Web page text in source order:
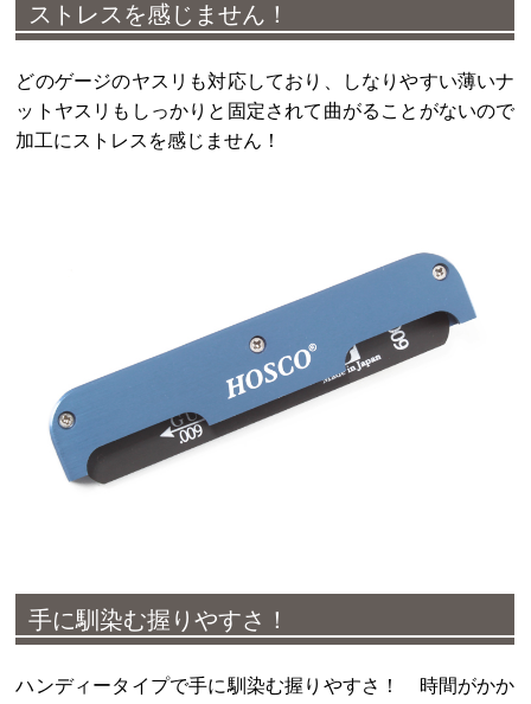
ストレスを感じません！
どのゲージのヤスリも対応しており、しなりやすい薄いナ
ットヤスリもしっかりと固定されて曲がることがないので
加工にストレスを感じません！
手に馴染む握りやすさ！
ハンディータイプで手に馴染む握りやすさ！ 時間がかか